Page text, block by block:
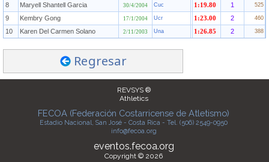
8 Maryell Shantell Garcia 30/4/2004 Cuc 1:19.80 1 525
9 Kembry Gong 17/1/2004 Ucr 1:23.00 2 460
10 Karen Del Carmen Solano 2/11/2003 Una 1:26.85 2 388
Regresar
REVSYS ®
Athletics
FECOA (Federación Costarricense de Atletismo)
Estadio Nacional, San José - Costa Rica - Tel. (506) 2549-0950
info@fecoa.org
eventos.fecoa.org
Copyright © 2026